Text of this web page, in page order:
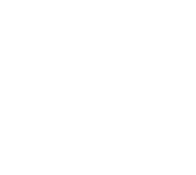
nacionalinio tinklo
“.
įtraukimas; esamos situacijos
formulavimas; prioritetų
išteklių ir finansavimo planavimas;